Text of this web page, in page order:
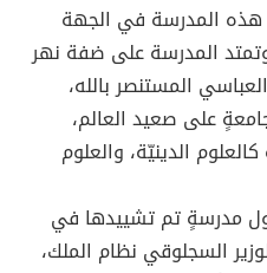
هذه المدرسة في الجهة
المدرسة على ضفة نهر
المستنصر بالله،
على صعيد العالم،
الدينيّة، والعلوم
مدرسةٍ تم تشييدها في
السجلوقي نظام الملك،